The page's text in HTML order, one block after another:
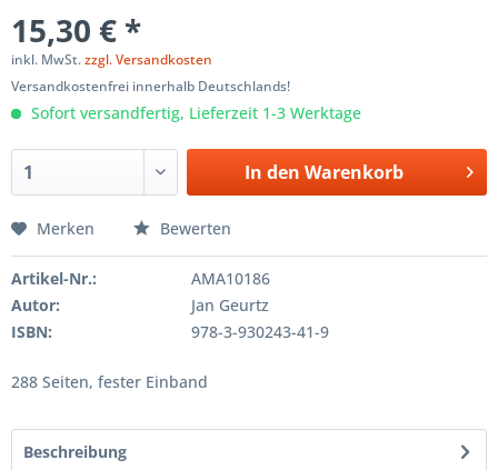
15,30 € *
inkl. MwSt.zzgl. Versandkosten
Versandkostenfrei innerhalb Deutschlands!
Sofort versandfertig, Lieferzeit 1-3 Werktage
In den Warenkorb
Merken Bewerten
Artikel-Nr.:
AMA10186
Autor:
Jan Geurtz
ISBN:
978-3-930243-41-9
288 Seiten, fester Einband
Beschreibung